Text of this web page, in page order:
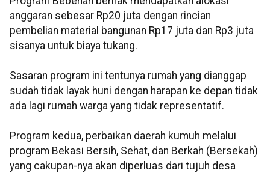
anggaran sebesar Rp20 juta dengan rincian
pembelian material bangunan Rp17 juta dan Rp3 juta
sisanya untuk biaya tukang.
Sasaran program ini tentunya rumah yang dianggap
sudah tidak layak huni dengan harapan ke depan tidak
ada lagi rumah warga yang tidak representatif.
Program kedua, perbaikan daerah kumuh melalui
program Bekasi Bersih, Sehat, dan Berkah (Bersekah)
yang cakupan-nya akan diperluas dari tujuh desa